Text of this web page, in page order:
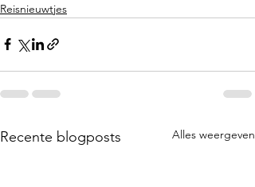
Reisnieuwtjes
Recente blogposts Alles weergeven